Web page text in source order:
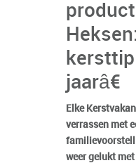
jaarâ€
Elke
verrassen met
weer gelukt met